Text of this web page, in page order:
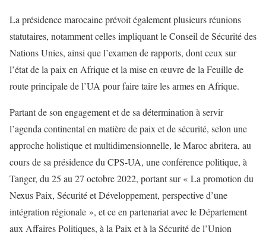
La présidence marocaine prévoit également plusieurs réunions
statutaires, notamment celles impliquant le Conseil de Sécurité des
Nations Unies, ainsi que l’examen de rapports, dont ceux sur
l’état de la paix en Afrique et la mise en œuvre de la Feuille de
route principale de l’UA pour faire taire les armes en Afrique.
Partant de son engagement et de sa détermination à servir
l’agenda continental en matière de paix et de sécurité, selon une
approche holistique et multidimensionnelle, le Maroc abritera, au
cours de sa présidence du CPS-UA, une conférence politique, à
Tanger, du 25 au 27 octobre 2022, portant sur « La promotion du
Nexus Paix, Sécurité et Développement, perspective d’une
intégration régionale », et ce en partenariat avec le Département
aux Affaires Politiques, à la Paix et à la Sécurité de l’Union